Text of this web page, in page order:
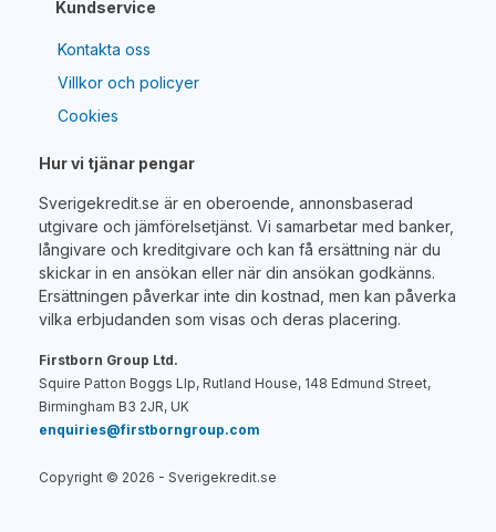
Kundservice
Kontakta oss
Villkor och policyer
Cookies
Hur vi tjänar pengar
Sverigekredit.se är en oberoende, annonsbaserad
utgivare och jämförelsetjänst. Vi samarbetar med banker,
långivare och kreditgivare och kan få ersättning när du
skickar in en ansökan eller när din ansökan godkänns.
Ersättningen påverkar inte din kostnad, men kan påverka
vilka erbjudanden som visas och deras placering.
Firstborn Group Ltd.
Squire Patton Boggs Llp, Rutland House, 148 Edmund Street,
Birmingham B3 2JR, UK
enquiries@firstborngroup.com
Copyright © 2026 - Sverigekredit.se